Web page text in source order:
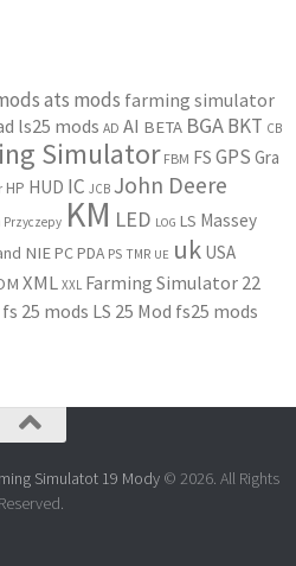
ats mods farming simulator
ls25 mods AD AI BETA BGABKT CB
Simulator FBM FS GPS Gra
HP HUD IC JCB John Deere
Przyczepy KM LED LOG LS Massey
NIEPCPDA PS TMR UE uk USA
XML XXL Farming Simulator 22
fs 25 mods LS 25 Mod fs25 mods
Simulatot 19 Mody © 2026. All Rights
Reserved.